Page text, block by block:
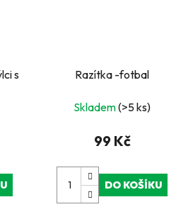
s
Razítka -fotbal
Skladem(>5 ks)
99 Kč
DO KOŠÍKU